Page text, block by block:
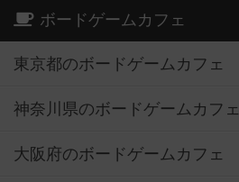
ボードゲームカフェ
東京都のボードゲームカフェ
神奈川県のボードゲームカフェ
大阪府のボードゲームカフェ